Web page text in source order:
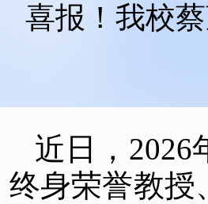
喜报！我校
近日，2026
终身荣誉教授